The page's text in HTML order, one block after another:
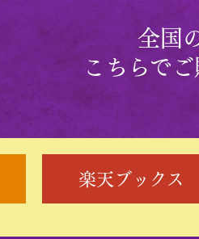
全国
こちらで
楽天ブックス